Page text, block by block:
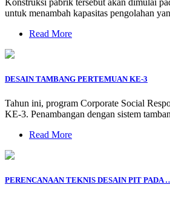
Konstruksi pabrik tersebut akan dimulai
untuk menambah kapasitas pengolahan
Read More
DESAIN TAMBANG PERTEMUAN KE-3
Tahun ini, program Corporate Social
KE-3. Penambangan dengan sistem
Read More
PERENCANAAN TEKNIS DESAIN PIT PADA